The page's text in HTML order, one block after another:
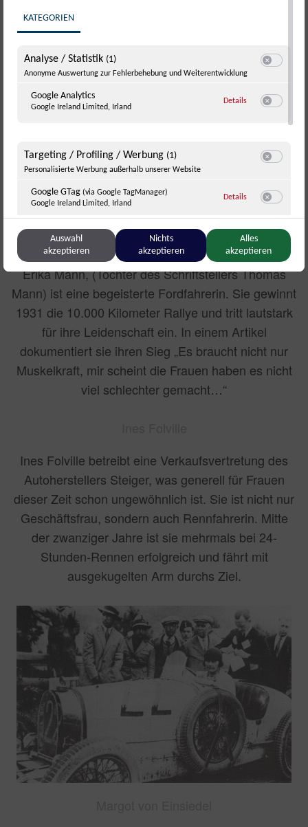
Erika Mann
Erika Mann, (Tochter des Schriftstellers Thomas
Mann) ist eine begeisterte Fordfahrerin. Sie gewinnt
1931 die 10.000 Kilometer Rallye und tritt lautstark
für ihre Leidenschaft ein. In einem Artikel
dokumentiert sie ihren Sieg „Es braucht nicht nur
Muskelkraft, mir scheint die Frauen haben es nicht
viel schlechter gemacht…“
Ines Folville betreibt eine Verkaufsvertretung des
Autoherstellers Steiger, was generell für Frauen
dieser Zeit schon ungewöhnlich ist. Sie ist nicht nur
Geschäftsfrau, sondern auch Rennfahrerin. Mitte
der zwanziger Jahre ist sie mehrmals bei 24-
Stunden-Rennen erfolgreich und fährt mit
ausgekugelten Arm durchs Ziel.
KATEGORIEN
Analyse / Statistik (1)
Anonyme Auswertung zur Fehlerbehebung und Weiterentwicklung
Google Analytics
Google Ireland Limited, Irland
Details zu Google
Targeting / Profiling / Werbung (1)
Personalisierte Werbung außerhalb unserer Website
Google GTag (via Google TagManager)
Google Ireland Limited, Irland
Details zu Google GTag
Sonstige Inhalte
Switch zum
YouTube
Google Ireland Limited, Irland
Detailszu YouTube
Auswahl
akzeptieren
Nichts
akzeptieren
Alles
akzeptieren